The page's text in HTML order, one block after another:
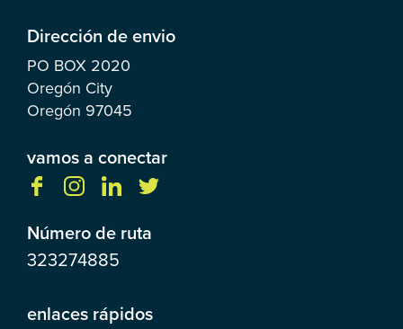
Dirección de envio
PO BOX 2020
Oregón City
Oregón 97045
vamos a conectar
Número de ruta
323274885
enlaces rápidos